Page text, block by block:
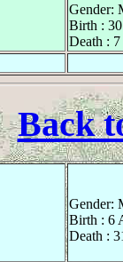
Gender:
Birth :
Death :
Back
Gender:
Birth : 6
Death :